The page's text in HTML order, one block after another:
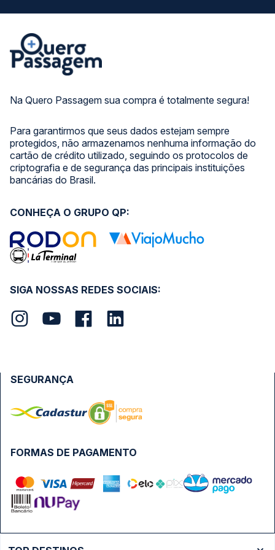
Na Quero Passagem sua compra é totalmente segura!
Para garantirmos que seus dados estejam sempre
protegidos, não armazenamos nenhuma informação do
cartão de crédito utilizado, seguindo os protocolos de
criptografia e de segurança das principais instituições
bancárias do Brasil.
SIGA NOSSAS REDES SOCIAIS:
CONHEÇA O GRUPO QP:
FORMAS DE PAGAMENTO
SEGURANÇA